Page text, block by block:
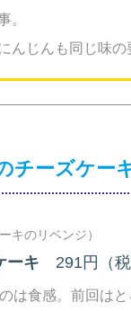
。
んじんも同じ味の
チーズケー
キのリベンジ）
ーキ 291円（税
は食感。前回は